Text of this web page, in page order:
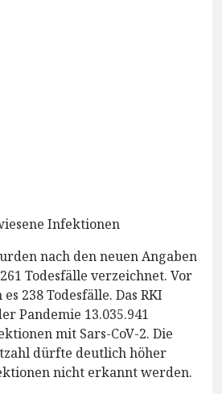
Infektionen
nach den neuen Angaben
Todesfälle verzeichnet. Vor
238 Todesfälle. Das RKI
Pandemie 13.035.941
mit Sars-CoV-2. Die
dürfte deutlich höher
nicht erkannt werden.